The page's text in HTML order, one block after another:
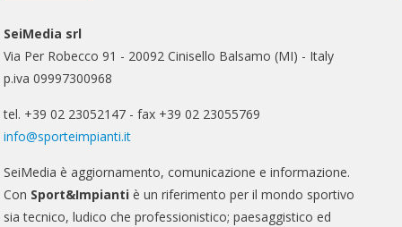
SeiMedia srl
Via Per Robecco 91 - 20092 Cinisello Balsamo (MI) - Italy
p.iva 09997300968
tel. +39 02 23052147 - fax +39 02 23055769
info@sporteimpianti.it
SeiMedia è aggiornamento, comunicazione e informazione.
Con Sport&Impianti è un riferimento per il mondo sportivo
sia tecnico, ludico che professionistico; paesaggistico ed